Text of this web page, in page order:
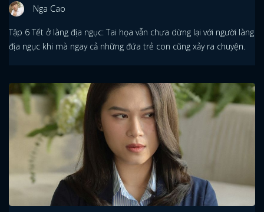
Nga Cao
Tập 6 Tết ở làng địa ngục: Tai họa vẫn chưa dừng lại với người làng
địa ngục khi mà ngay cả những đứa trẻ con cũng xảy ra chuyện.